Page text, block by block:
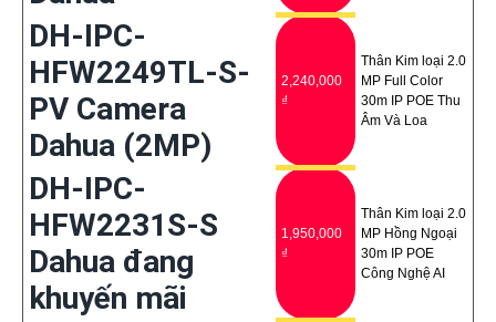
DH-IPC-
HFW2249TL-S-
PV Camera
Dahua (2MP)
2,240,000
₫
Thân Kim loại 2.0
MP Full Color
30m IP POE Thu
Âm Và Loa
DH-IPC-
HFW2231S-S
Dahua đang
khuyến mãi
1,950,000
₫
Thân Kim loại 2.0
MP Hồng Ngoại
30m IP POE
Công Nghệ AI